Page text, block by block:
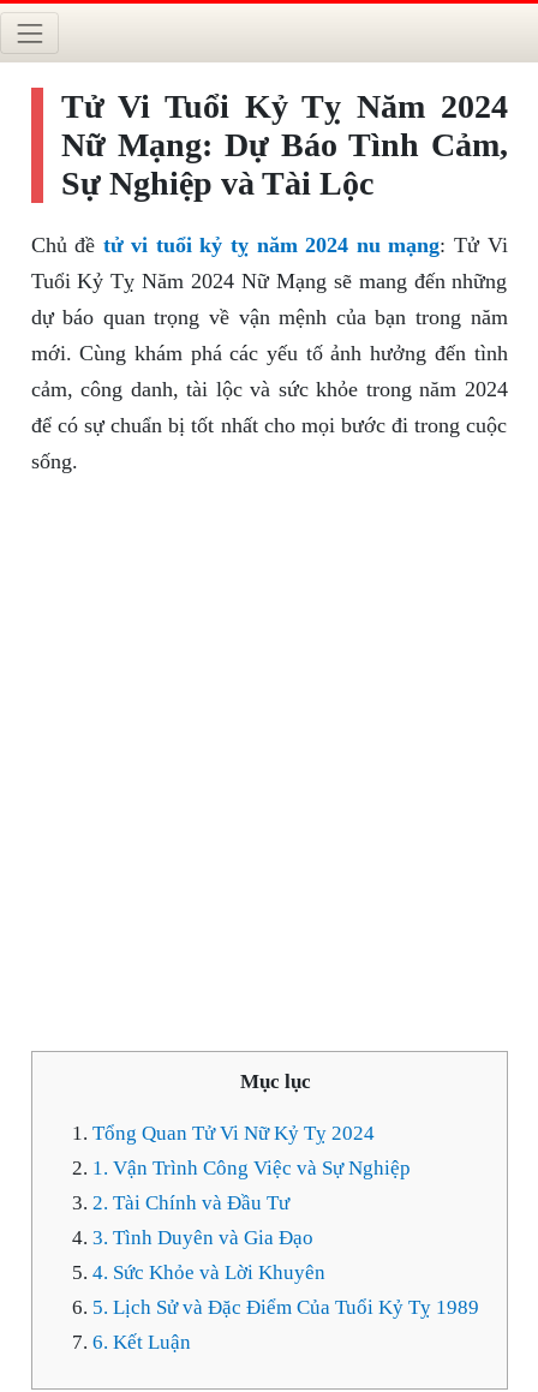
Tử Vi Tuổi Kỷ Tỵ Năm 2024
Nữ Mạng: Dự Báo Tình Cảm,
Sự Nghiệp và Tài Lộc
Chủ đề tử vi tuổi kỷ tỵ năm 2024 nu mạng: Tử Vi
Tuổi Kỷ Tỵ Năm 2024 Nữ Mạng sẽ mang đến những
dự báo quan trọng về vận mệnh của bạn trong năm
mới. Cùng khám phá các yếu tố ảnh hưởng đến tình
cảm, công danh, tài lộc và sức khỏe trong năm 2024
để có sự chuẩn bị tốt nhất cho mọi bước đi trong cuộc
sống.
Mục lục
Tổng Quan Tử Vi Nữ Kỷ Tỵ 2024
1. Vận Trình Công Việc và Sự Nghiệp
2. Tài Chính và Đầu Tư
3. Tình Duyên và Gia Đạo
4. Sức Khỏe và Lời Khuyên
5. Lịch Sử và Đặc Điểm Của Tuổi Kỷ Tỵ 1989
6. Kết Luận